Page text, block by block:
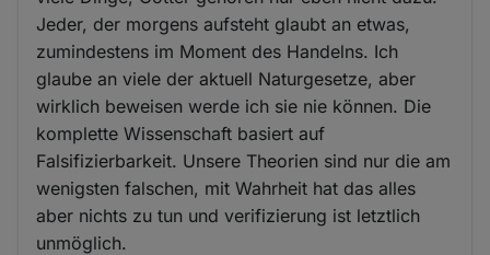
Jeder, der morgens aufsteht glaubt an etwas,
zumindestens im Moment des Handelns. Ich
glaube an viele der aktuell Naturgesetze, aber
wirklich beweisen werde ich sie nie können. Die
komplette Wissenschaft basiert auf
Falsifizierbarkeit. Unsere Theorien sind nur die am
wenigsten falschen, mit Wahrheit hat das alles
aber nichts zu tun und verifizierung ist letztlich
unmöglich.